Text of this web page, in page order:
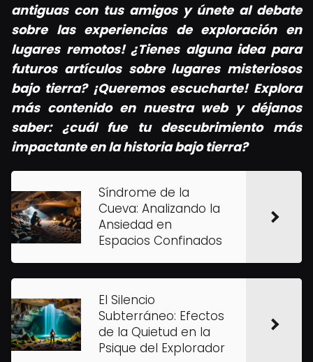
antiguas con tus amigos y únete al debate
sobre las experiencias de exploración en
lugares remotos! ¿Tienes alguna idea para
futuros artículos sobre lugares misteriosos
bajo tierra? ¡Queremos escucharte! Explora
más contenido en nuestra web y déjanos
saber: ¿cuál fue tu descubrimiento más
impactante en la historia bajo tierra?
Síndrome de la
Cueva: Analizando la
Ansiedad en
Espacios Confinados
El Silencio
Subterráneo: Efectos
de la Quietud en la
Psique del Explorador